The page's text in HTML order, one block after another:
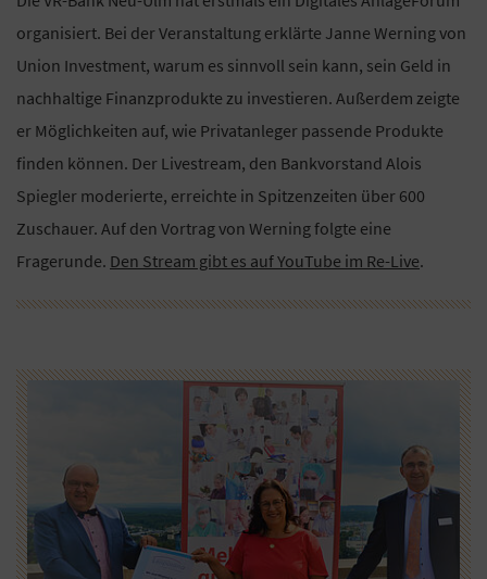
organisiert. Bei der Veranstaltung erklärte Janne Werning von
Union Investment, warum es sinnvoll sein kann, sein Geld in
nachhaltige Finanzprodukte zu investieren. Außerdem zeigte
er Möglichkeiten auf, wie Privatanleger passende Produkte
finden können. Der Livestream, den Bankvorstand Alois
Spiegler moderierte, erreichte in Spitzenzeiten über 600
Zuschauer. Auf den Vortrag von Werning folgte eine
Fragerunde. Den Stream gibt es auf YouTube im Re-Live.